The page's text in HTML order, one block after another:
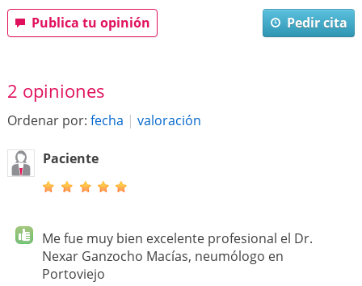
Publica tu opinión Pedir cita
2 opiniones
Ordenar por: fecha | valoración
Paciente
Me fue muy bien excelente profesional el Dr.
Nexar Ganzocho Macías, neumólogo en
Portoviejo